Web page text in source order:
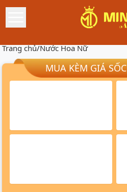
Trang chủ/Nước Hoa Nữ
MUA KÈM GIÁ SỐC